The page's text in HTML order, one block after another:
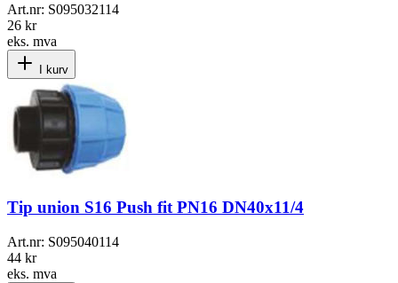
Art.nr: S095032114
26 kr
eks. mva
I kurv
Tip union S16 Push fit PN16 DN40x11/4
Art.nr: S095040114
44 kr
eks. mva